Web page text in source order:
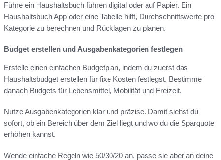
Führe ein Haushaltsbuch führen digital oder auf Papier. Ein
Haushaltsbuch App oder eine Tabelle hilft, Durchschnittswerte pro
Kategorie zu berechnen und Rücklagen zu planen.
Budget erstellen und Ausgabenkategorien festlegen
Erstelle einen einfachen Budgetplan, indem du zuerst das
Haushaltsbudget erstellen für fixe Kosten festlegst. Bestimme
danach Budgets für Lebensmittel, Mobilität und Freizeit.
Nutze Ausgabenkategorien klar und präzise. Damit siehst du
sofort, ob ein Bereich über dem Ziel liegt und wo du die Sparquote
erhöhen kannst.
Wende einfache Regeln wie 50/30/20 an, passe sie aber an deine